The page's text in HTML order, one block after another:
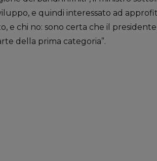
e quindi interessato ad
e chi no: sono certa che il
della prima categoria”.